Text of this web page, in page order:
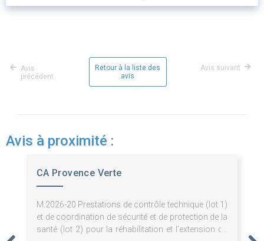
Avis
précédent
Retour à la liste des
avis
Avis suivant
Avis à proximité :
CA Provence Verte
M.2026-20 Prestations de contrôle technique (lot 1)
et de coordination de sécurité et de protection de la
santé (lot 2) pour la réhabilitation et l'extension du